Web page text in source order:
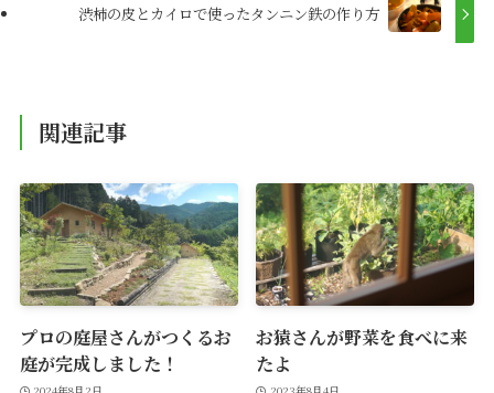
渋柿の皮とカイロで使ったタンニン鉄の作り方
関連記事
プロの庭屋さんがつくるお
庭が完成しました！
お猿さんが野菜を食べに来
たよ